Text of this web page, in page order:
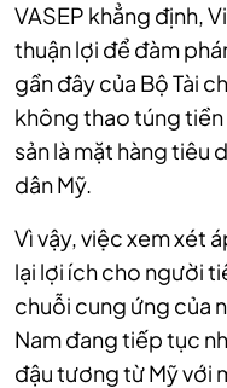
VASEP khẳng định,
thuận lợi để đàm
gần đây của Bộ Tài
không thao túng
sản là mặt hàng tiêu
dân Mỹ.
Vì vậy, việc xem xét
lại lợi ích cho người
chuỗi cung ứng của
Nam đang tiếp tục
đậu tương từ Mỹ với